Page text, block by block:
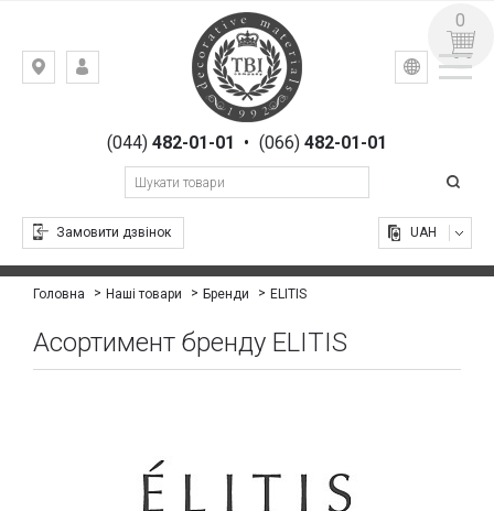
Київ,
Гоголівська,(044)482-01-01 • (066) 482-01-01
Замовити дзвінок
УКР РУС
UAH
0
Головна Наші товари Бренди ELITIS
Асортимент бренду ELITIS